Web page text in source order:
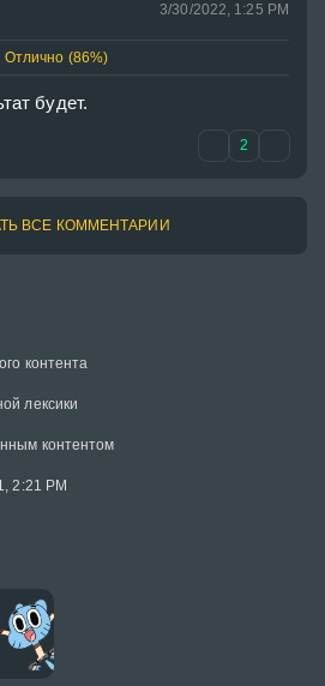
контента
лексики
контентом
2:21 PM
3/30/2022, 1:25 PM
Отлично (86%)
будет.
2
ВСЕ КОММЕНТАРИИ